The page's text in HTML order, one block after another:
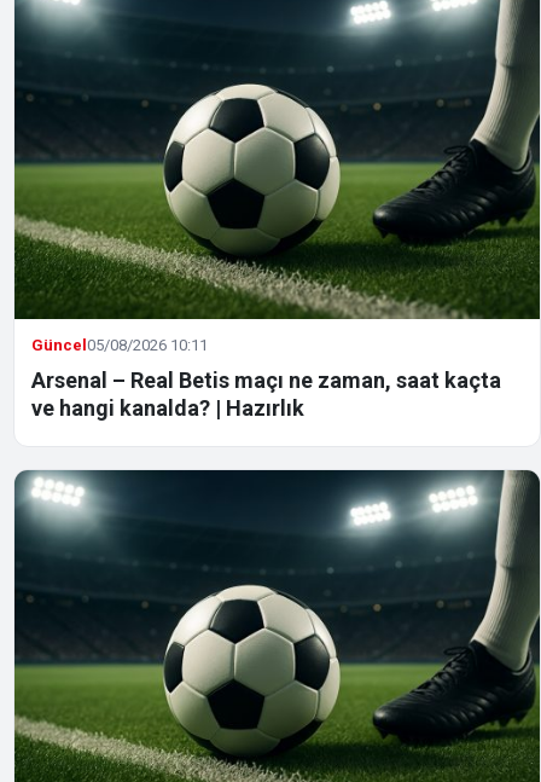
Güncel05/08/2026 10:11
Arsenal – Real Betis maçı ne zaman, saat kaçta
ve hangi kanalda? | Hazırlık